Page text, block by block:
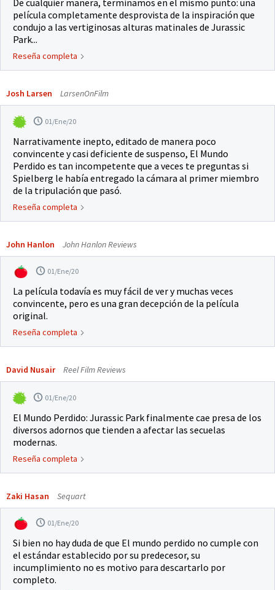
De cualquier manera, terminamos en el mismo punto: una
película completamente desprovista de la inspiración que
condujo a las vertiginosas alturas matinales de Jurassic
Park...
Reseña completa
Josh Larsen LarsenOnFilm
01/Ene/20
Narrativamente inepto, editado de manera poco
convincente y casi deficiente de suspenso, El Mundo
Perdido es tan incompetente que a veces te preguntas si
Spielberg le había entregado la cámara al primer miembro
de la tripulación que pasó.
Reseña completa
John Hanlon John Hanlon Reviews
01/Ene/20
La película todavía es muy fácil de ver y muchas veces
convincente, pero es una gran decepción de la película
original.
Reseña completa
David Nusair Reel Film Reviews
01/Ene/20
El Mundo Perdido: Jurassic Park finalmente cae presa de los
diversos adornos que tienden a afectar las secuelas
modernas.
Reseña completa
Zaki Hasan Sequart
01/Ene/20
Si bien no hay duda de que El mundo perdido no cumple con
el estándar establecido por su predecesor, su
incumplimiento no es motivo para descartarlo por
completo.